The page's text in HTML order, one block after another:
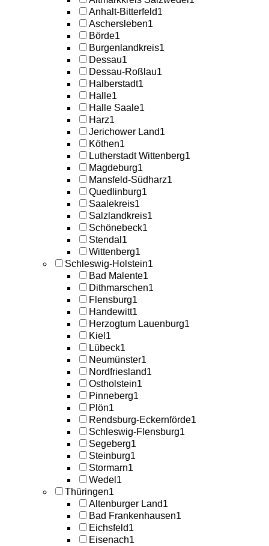
Anhalt-Bitterfeld1
Aschersleben1
Börde1
Burgenlandkreis1
Dessau1
Dessau-Roßlau1
Halberstadt1
Halle1
Halle Saale1
Harz1
Jerichower Land1
Köthen1
Lutherstadt Wittenberg1
Magdeburg1
Mansfeld-Südharz1
Quedlinburg1
Saalekreis1
Salzlandkreis1
Schönebeck1
Stendal 1
Wittenberg1
Schleswig-Holstein1
Bad Malente1
Dithmarschen1
Flensburg1
Handewitt1
Herzogtum Lauenburg1
Kiel 1
Lübeck1
Neumünster1
Nordfriesland1
Ostholstein1
Pinneberg1
Plön1
Rendsburg-Eckernförde1
Schleswig-Flensburg1
Segeberg1
Steinburg1
Stormarn1
Wedel 1
Thüringen1
Altenburger Land1
Bad Frankenhausen1
Eichsfeld1
Eisenach1